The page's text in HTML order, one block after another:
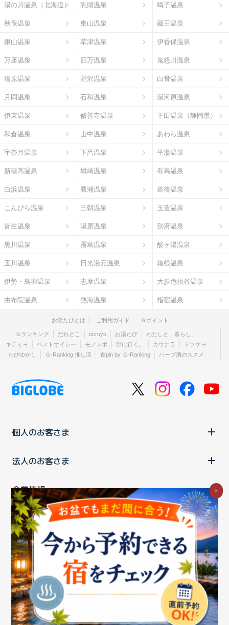
湯の川温泉（北海道） 乳頭温泉 鳴子温泉
秋保温泉 東山温泉 蔵王温泉
銀山温泉 草津温泉 伊香保温泉
万座温泉 四万温泉 鬼怒川温泉
塩原温泉 野沢温泉 白骨温泉
月岡温泉 石和温泉 湯河原温泉
伊東温泉 修善寺温泉 下田温泉（静岡県）
和倉温泉 山中温泉 あわら温泉
宇奈月温泉 下呂温泉 平湯温泉
新穂高温泉 城崎温泉 有馬温泉
白浜温泉 勝浦温泉 道後温泉
こんぴら温泉 三朝温泉 玉造温泉
皆生温泉 湯原温泉 別府温泉
黒川温泉 霧島温泉 酸ヶ湯温泉
玉川温泉 日光湯元温泉 箱根温泉
伊勢・鳥羽温泉 志摩温泉 大歩危祖谷温泉
由布院温泉 熱海温泉 指宿温泉
お湯たびとは ご利用ガイド Ｇポイント
Ｇランキング だれどこ ocruyo お湯たび
わたしと、暮らし。
キテミヨ
ベストオイシー モノスポ 野に行く。 カウナラ
ミツケヨ
たびゆかし
Ｇ-Ranking 推し活 食pin by Ｇ-Ranking ハーブ酒のススメ
個人のお客さま
法人のお客さま
企業情報
ご利用中の方
お問い合わせ消費税の表示 ウェブアクセシビリティの取り組み
個人情報保護ポリシープライバシーポータル
Cookieポリシー
特定商取引法に基づく表記情報セキュリティ基本方針
商標についてBIGLOBEトップ
×